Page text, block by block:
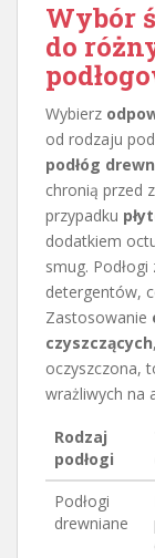
Wybór
do
Wybierz
od rodzaju
podłóg
chronią przed
przypadku
dodatkiem
smug. Podłogi
detergentów,
Zastosowanie
czyszczących
oczyszczona,
wrażliwych na
Rodzaj
podłogi
Podłogi
drewniane